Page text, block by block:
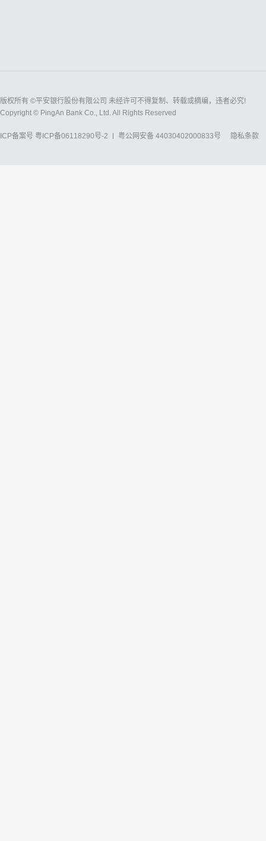
版权所有 ©平安银行股份有限公司 未经许可不得复制、转载或摘编，违者必究!
Copyright © PingAn Bank Co., Ltd. All Rights Reserved
ICP备案号 粤ICP备06118290号-2 粤公网安备 44030402000833号 隐私条款